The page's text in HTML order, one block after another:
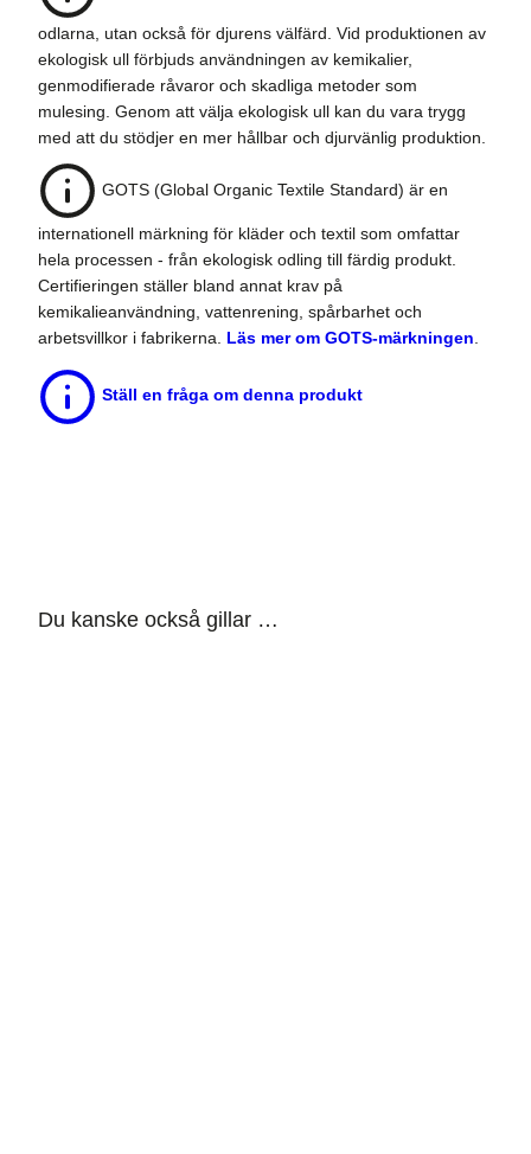
odlarna, utan också för djurens välfärd. Vid produktionen av
ekologisk ull förbjuds användningen av kemikalier,
genmodifierade råvaror och skadliga metoder som
mulesing. Genom att välja ekologisk ull kan du vara trygg
med att du stödjer en mer hållbar och djurvänlig produktion.
GOTS (Global Organic Textile Standard) är en
internationell märkning för kläder och textil som omfattar
hela processen - från ekologisk odling till färdig produkt.
Certifieringen ställer bland annat krav på
kemikalieanvändning, vattenrening, spårbarhet och
arbetsvillkor i fabrikerna. Läs mer om GOTS-märkningen
Ställ en fråga om denna produkt
Du kanske också gillar …